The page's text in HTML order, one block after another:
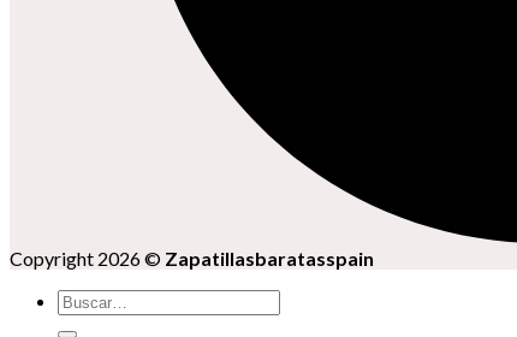
Copyright 2026 © Zapatillasbaratasspain
Buscar
por: